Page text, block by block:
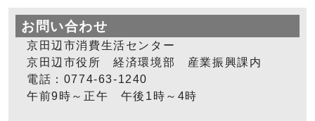
お問い合わせ
京田辺市消費生活センター
京田辺市役所 経済環境部 産業振興課内
電話：0774-63-1240
午前9時～正午 午後1時～4時